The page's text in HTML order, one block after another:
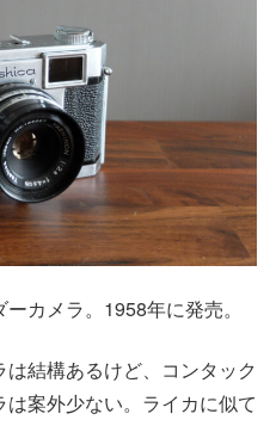
カメラ。1958年に発売。
結構あるけど、コンタック
案外少ない。ライカに似て